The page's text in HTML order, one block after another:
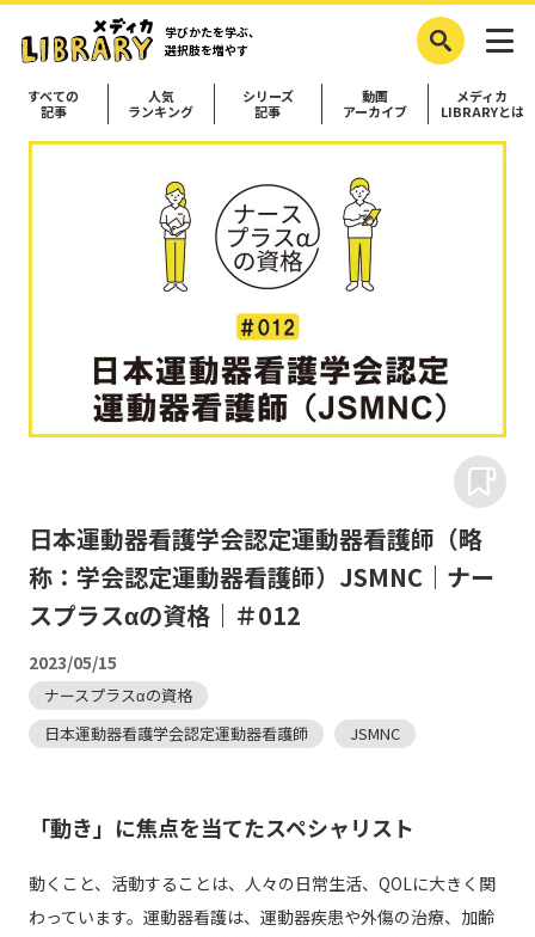
学びかたを学ぶ、
選択肢を増やす
すべての
記事
人気
ランキング
シリーズ
記事
動画
アーカイブ
メディカ
LIBRARYとは
日本運動器看護学会認定運動器看護師（略
称：学会認定運動器看護師）JSMNC｜ナー
スプラスαの資格｜＃012
2023/05/15
ナースプラスαの資格
日本運動器看護学会認定運動器看護師
JSMNC
「動き」に焦点を当てたスペシャリスト
動くこと、活動することは、人々の日常生活、QOLに大きく関
わっています。運動器看護は、運動器疾患や外傷の治療、加齢